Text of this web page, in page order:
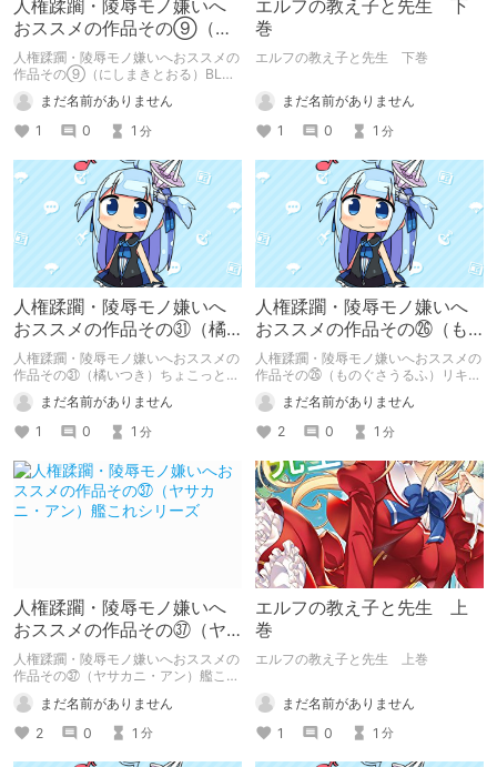
人権蹂躙・陵辱モノ嫌いへ
おススメの作品その⑨（に
しまきとおる）BLUE EYES
人権蹂躙・陵辱モノ嫌いへおススメの
作品その⑨（にしまきとおる）BLUE
まだ名前がありません
1
0 1 分
エルフの教え子と先生 下
巻
エルフの教え子と先生 下巻
まだ名前がありません
1
0 1 分
人権蹂躙・陵辱モノ嫌いへ
おススメの作品その㉛（橘
いつき）ちょこっとLOVE♡
人権蹂躙・陵辱モノ嫌いへおススメの
作品その㉛（橘いつき）ちょこっと
まだ名前がありません
1
0 1 分
人権蹂躙・陵辱モノ嫌いへ
おススメの作品その㉖（も
のぐさうるふ）リキュール
に媚薬
人権蹂躙・陵辱モノ嫌いへおススメの
作品その㉖（ものぐさうるふ）リキュ
まだ名前がありません
2
0 1 分
人権蹂躙・陵辱モノ嫌いへ
おススメの作品その㊲（ヤ
サカニ・アン）艦これシリ
ーズ
人権蹂躙・陵辱モノ嫌いへおススメの
作品その㊲（ヤサカニ・アン）艦これ
シリーズ
まだ名前がありません
2
0 1 分
エルフの教え子と先生 上
巻
エルフの教え子と先生 上巻
まだ名前がありません
1
0 1 分